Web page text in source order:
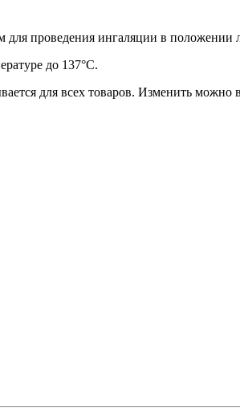
проведения ингаляции в положении
до 137°С.
для всех товаров. Изменить можно